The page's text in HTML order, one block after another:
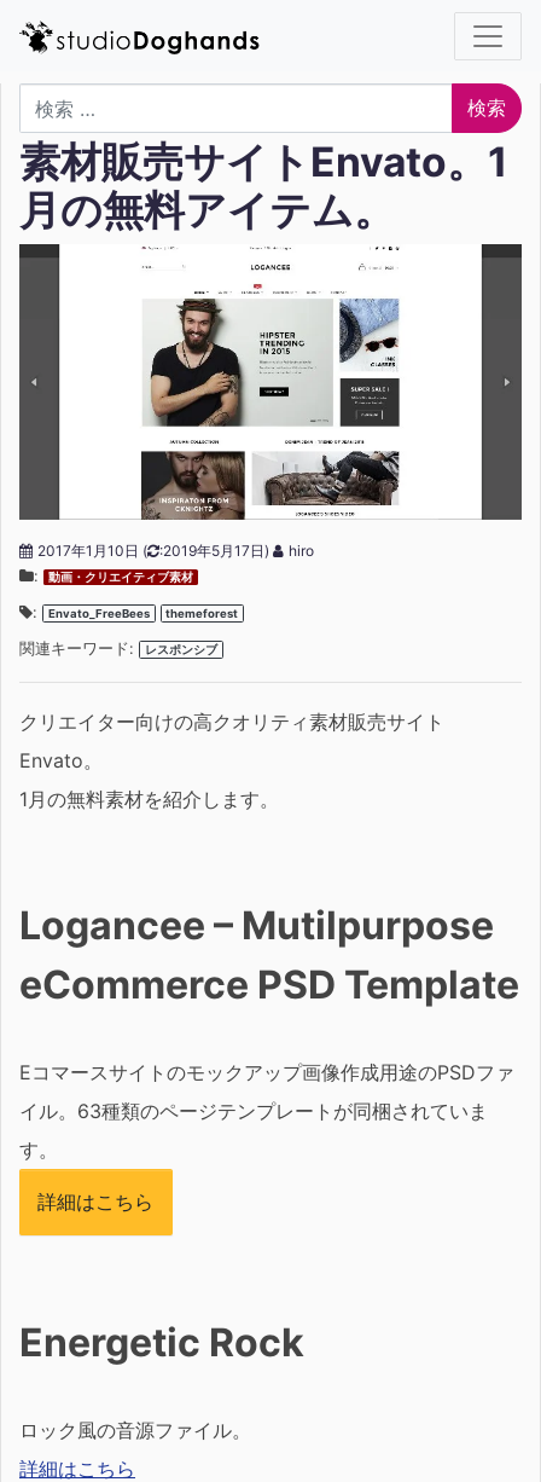
検索
素材販売サイトEnvato。1
月の無料アイテム。
2017年1月10日 ( :2019年5月17日)
hiro
:
動画・クリエイティブ素材
: Envato_FreeBees themeforest
関連キーワード: レスポンシブ
クリエイター向けの高クオリティ素材販売サイト
Envato。
1月の無料素材を紹介します。
Logancee – Mutilpurpose
eCommerce PSD Template
Eコマースサイトのモックアップ画像作成用途のPSDファ
イル。63種類のページテンプレートが同梱されていま
す。
詳細はこちら
Energetic Rock
ロック風の音源ファイル。
詳細はこちら